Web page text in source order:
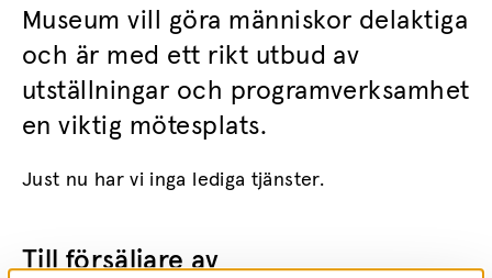
Museum vill göra människor delaktiga
och är med ett rikt utbud av
utställningar och programverksamhet
en viktig mötesplats.
Just nu har vi inga lediga tjänster.
Till försäljare av